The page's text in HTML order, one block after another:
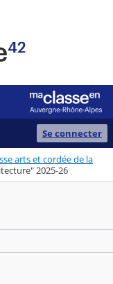
Se connecter
arts et cordée de la
2025-26